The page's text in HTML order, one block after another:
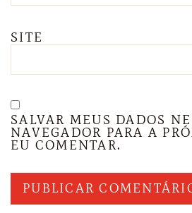
SITE
SALVAR MEUS DADOS
NAVEGADOR PARA A
EU COMENTAR.